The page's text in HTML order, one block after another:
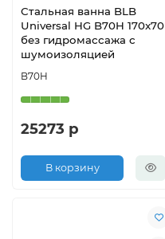
Стальная ванна BLB
Universal HG B70H 170x70
без гидромассажа с
шумоизоляцией
B70H
25273 р
В корзину